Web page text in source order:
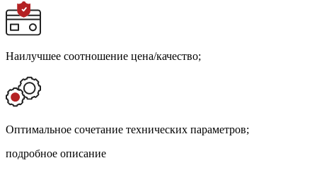
Наилучшее соотношение цена/качество;
Оптимальное сочетание технических параметров;
подробное описание